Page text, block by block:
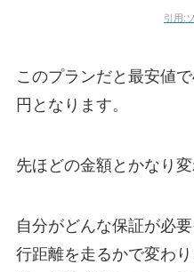
引用:
このプランだと最安値
円となります。
先ほどの金額とかなり変
自分がどんな保証が必
行距離を走るかで変わ